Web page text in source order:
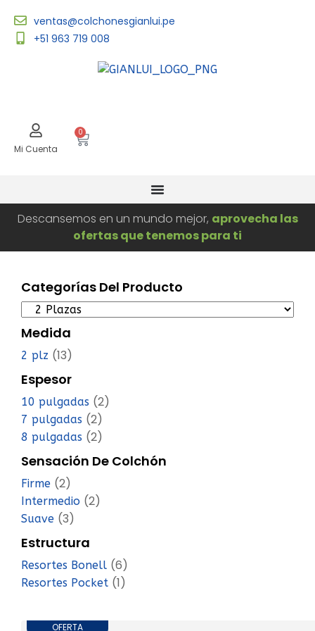
ventas@colchonesgianlui.pe
+51 963 719 008
Mi Cuenta
0
Descansemos en un mundo mejor, aprovecha las
ofertas que tenemos para ti
Categorías Del Producto
Medida
2 plz (13)
Espesor
10 pulgadas (2)
7 pulgadas (2)
8 pulgadas (2)
Sensación De Colchón
Firme (2)
Intermedio (2)
Suave (3)
Estructura
Resortes Bonell (6)
Resortes Pocket (1)
OFERTA